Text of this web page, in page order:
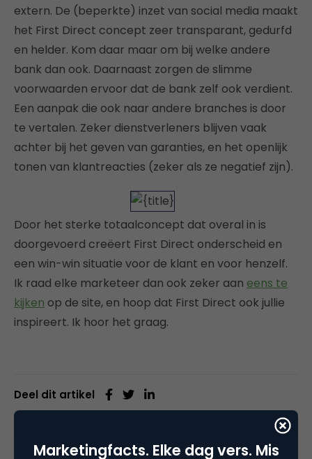
extern. De (beperkte) inzet van social media maakt
het First Direct concept zeer transparant, gedurfd
en helder. Kom daar maar om bij welke andere
bank dan ook. Daarnaast zorgen de slimme
voorwaarden ervoor dat de bank zelf ook verdient.
Een aanpak die ook naar andere branches is door
te vertalen. Zeker dienstverleners blijven vaak
achter bij het geven van garanties, en het openlijk
tonen van klantreacties (zeker als ze negatief zijn).
Door het sterke totaalconcept dat overal in is
doorgevoerd creëert First Direct onderscheid en
een win-win situatie voor de klant en voor henzelf.
Ik raad elke marketeer dan ook zeker aan eens te
kijken op de site, en hoop dat First Direct ook jullie
inspireert. Ik hoor het graag.
Deel dit artikel
Marketingfacts. Elke dag vers. Mis